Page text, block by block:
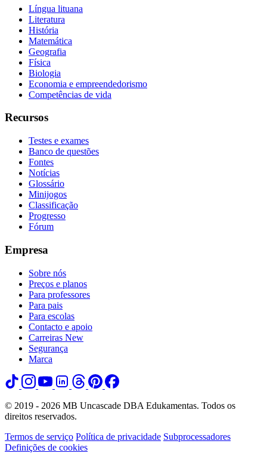
Língua lituana
Literatura
História
Matemática
Geografia
Física
Biologia
Economia e empreendedorismo
Competências de vida
Recursos
Testes e exames
Banco de questões
Fontes
Notícias
Glossário
Minijogos
Classificação
Progresso
Fórum
Empresa
Sobre nós
Preços e planos
Para professores
Para pais
Para escolas
Contacto e apoio
Carreiras New
Segurança
Marca
© 2019 - 2026 MB Uncascade DBA Edukamentas. Todos os
direitos reservados.
Termos de serviço Política de privacidade Subprocessadores
Definições de cookies